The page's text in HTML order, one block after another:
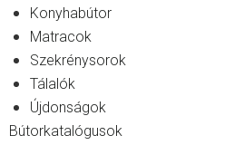
Konyhabútor
Matracok
Szekrénysorok
Tálalók
Újdonságok
Bútorkatalógusok